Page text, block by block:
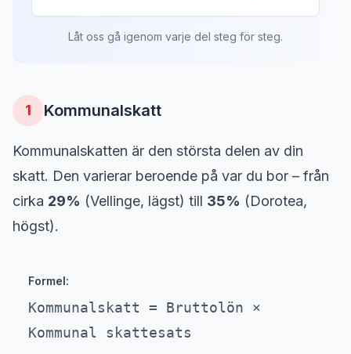
Låt oss gå igenom varje del steg för steg.
1 Kommunalskatt
Kommunalskatten är den största delen av din
skatt. Den varierar beroende på var du bor – från
cirka 29% (Vellinge, lägst) till 35% (Dorotea,
högst).
Formel:
Kommunalskatt = Bruttolön ×
Kommunal skattesats